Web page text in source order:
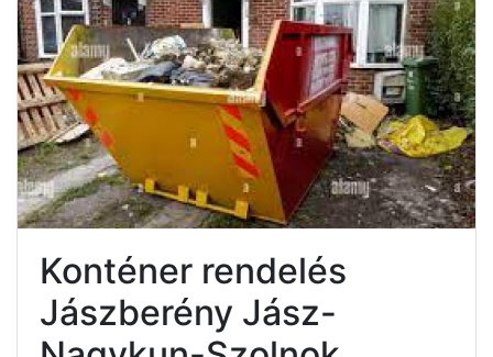
Konténer rendelés
Jászberény Jász-